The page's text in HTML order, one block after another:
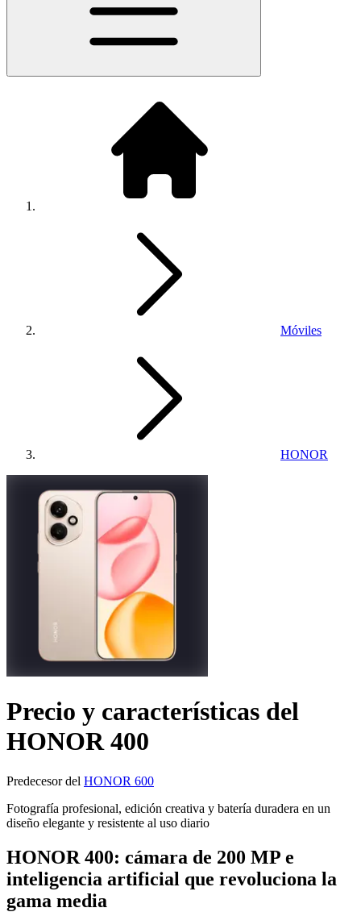
Móviles
HONOR
Precio y características del
HONOR 400
Predecesor del HONOR 600
Fotografía profesional, edición creativa y batería duradera en un
diseño elegante y resistente al uso diario
HONOR 400: cámara de 200 MP e
inteligencia artificial que revoluciona la
gama media